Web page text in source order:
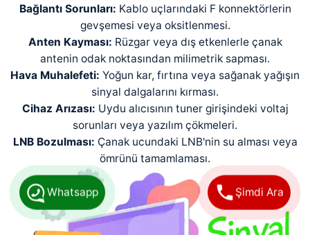
Bağlantı Sorunları: Kablo uçlarındaki F konnektörlerin
gevşemesi veya oksitlenmesi.
Anten Kayması: Rüzgar veya dış etkenlerle çanak
antenin odak noktasından milimetrik sapması.
Hava Muhalefeti: Yoğun kar, fırtına veya sağanak yağışın
sinyal dalgalarını kırması.
Cihaz Arızası: Uydu alıcısının tuner girişindeki voltaj
sorunları veya yazılım çökmeleri.
LNB Bozulması: Çanak ucundaki LNB'nin su alması veya
ömrünü tamamlaması.
Şimdi Ara
Whatsapp